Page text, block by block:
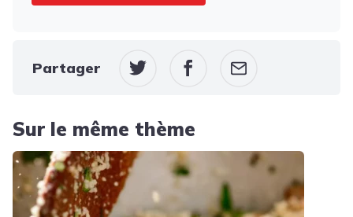
Partager
Sur le même thème